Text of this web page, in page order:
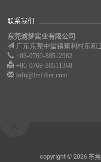
联系我们
东莞滤梦实业有限公司
广东东莞中堂镇蕉利村东和
+86-0769-88512982
+86-0769-88511368
info@lmfilter.com
copyright © 2026 东